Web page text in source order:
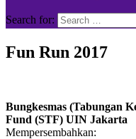
Search for:
Fun Run 2017
Bungkesmas (Tabungan
Fund (STF) UIN Jakarta
Mempersembahkan: